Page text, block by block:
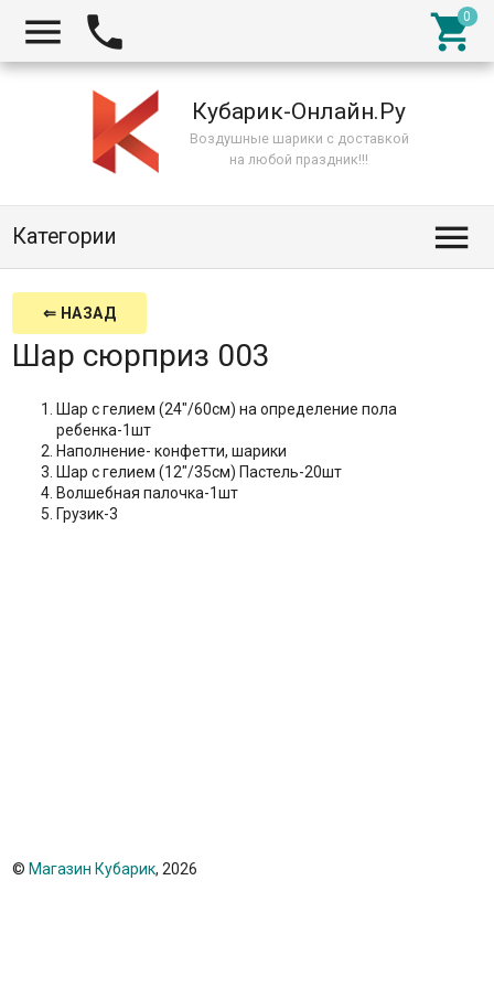
  
Кубарик-Онлайн.Ру
Воздушные шарики с доставкой
на любой праздник!!!
Категории 
⇐ НАЗАД
Шар сюрприз 003
Шар с гелием (24"/60см) на определение пола
ребенка-1шт
Наполнение- конфетти, шарики
Шар с гелием (12"/35см) Пастель-20шт
Волшебная палочка-1шт
Грузик-3
© Магазин Кубарик, 2026